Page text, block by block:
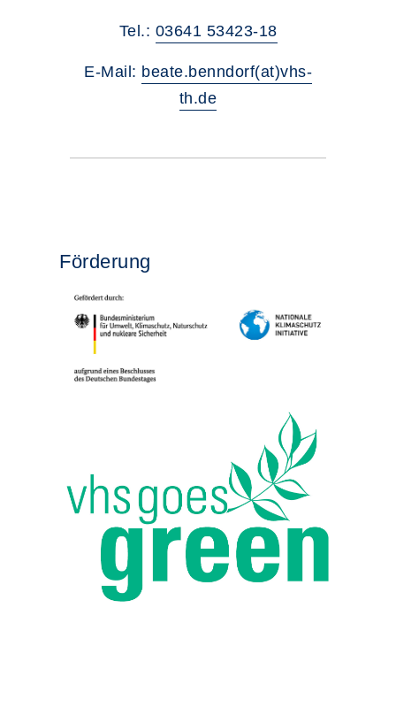
Tel.: 03641 53423-18
E-Mail: beate.benndorf(at)vhs-
th.de
Förderung